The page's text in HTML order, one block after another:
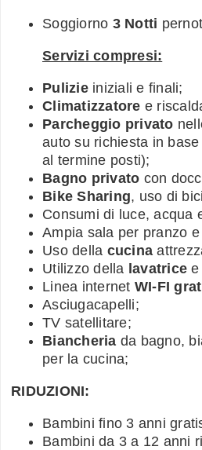
Soggiorno 3 Notti
Servizi compresi:
Pulizieiniziali e finali;
Climatizzatore e
Parcheggio privato
auto su richiesta in
al termine posti);
Bagno privato con
Bike Sharing, uso di
Consumi di luce, acqua
Ampia sala per pranzo
Uso della cucina
Utilizzo della lavatrice e
Linea internet WI-FI
Asciugacapelli;
TV satellitare;
Biancheria da bagno,
per la cucina;
RIDUZIONI:
Bambini fino 3 anni
Bambini da 3 a 12 anni